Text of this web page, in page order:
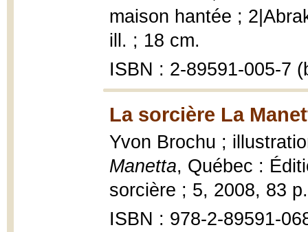
maison hantée ;
ill. ; 18 cm.
ISBN : 2-89591-005-7
La sorcière La
Yvon Brochu ;
Manetta, Québec :
sorcière ; 5, 2008, 83
ISBN : 978-2-89591-